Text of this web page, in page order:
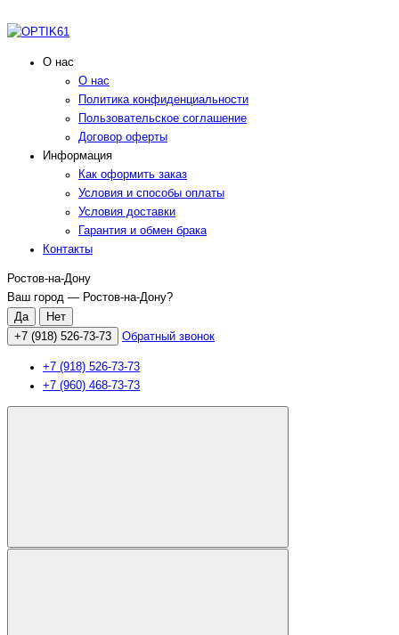
О нас
О нас
Политика конфиденциальности
Пользовательское соглашение
Договор оферты
Информация
Как оформить заказ
Условия и способы оплаты
Условия доставки
Гарантия и обмен брака
Контакты
Ростов-на-Дону
Ваш город — Ростов-на-Дону?
+7 (918) 526-73-73 Обратный звонок
+7 (918) 526-73-73
+7 (960) 468-73-73